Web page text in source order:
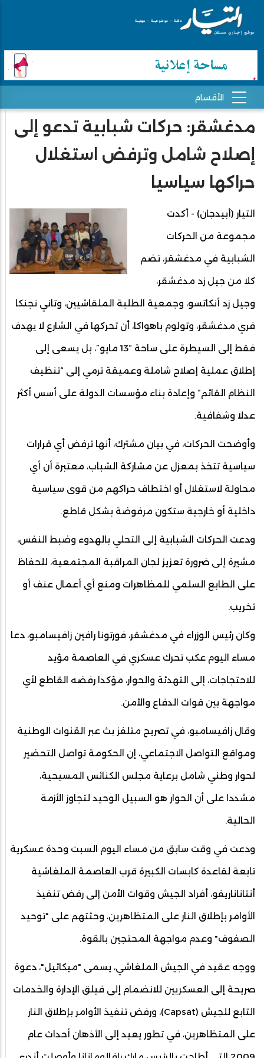
مدغشقر: حركات شبابية تدعو إلى
إصلاح شامل وترفض استغلال
حراكها سياسيا
التيار (أبيدجان) - أكدت
مجموعة من الحركات
الشبابية في مدغشقر، تضم
كلا من جيل زد مدغشقر،
وجيل زد أنكاتسو، وجمعية الطلبة الملقاشيين، وتاني نجنكا
فري مدغشقر، وتولوم باهواكا، أن تحركها في الشارع لا يهدف
فقط إلى السيطرة على ساحة “13 مايو”، بل يسعى إلى
إطلاق عملية إصلاح شاملة وعميقة ترمي إلى “تنظيف
النظام القائم” وإعادة بناء مؤسسات الدولة على أسس أكثر
عدلا وشفافية.
وأوضحت الحركات، في بيان مشترك، أنها ترفض أي قرارات
سياسية تتخذ بمعزل عن مشاركة الشباب، معتبرة أن أي
محاولة لاستغلال أو اختطاف حراكهم من قوى سياسية
داخلية أو خارجية ستكون مرفوضة بشكل قاطع.
ودعت الحركات الشبابية إلى التحلي بالهدوء وضبط النفس،
مشيرة إلى ضرورة تعزيز لجان المراقبة المجتمعية، للحفاظ
على الطابع السلمي للمظاهرات ومنع أي أعمال عنف أو
تخريب.
وكان رئيس الوزراء في مدغشقر، فورتونا رافين زافيسامبو، دعا
مساء اليوم عكب تحرك عسكري في العاصمة مؤيد
للاحتجاجات، إلى التهدئة والحوار، مؤكدا رفضه القاطع لأي
مواجهة بين قوات الدفاع والأمن.
وقال زافيسامبو، في تصريح متلفز بث عبر القنوات الوطنية
ومواقع التواصل الاجتماعي، إن الحكومة تواصل التحضير
لحوار وطني شامل برعاية مجلس الكنائس المسيحية،
مشددا على أن الحوار هو السبيل الوحيد لتجاوز الأزمة
الحالية.
ودعت في وقت سابق من مساء اليوم السبت وحدة عسكرية
تابعة لقاعدة كابسات الكبيرة قرب العاصمة الملغاشية
أنتاناناريفو، أفراد الجيش وقوات الأمن إلى رفض تنفيذ
الأوامر بإطلاق النار على المتظاهرين، وحثتهم على "توحيد
الصفوف" وعدم مواجهة المحتجين بالقوة.
ووجه عقيد في الجيش الملغاشي، يسمى "ميكائيل"، دعوة
صريحة إلى العسكريين للانضمام إلى فيلق الإدارة والخدمات
التابع للجيش (Capsat)، ورفض تنفيذ الأوامر بإطلاق النار
على المتظاهرين، في تطور يعيد إلى الأذهان أحداث عام